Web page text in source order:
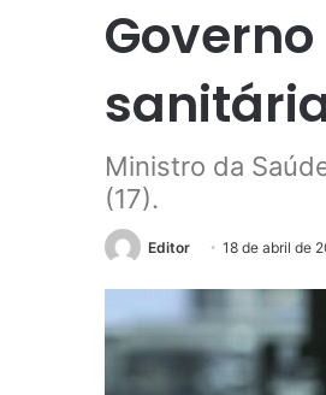
Ministro da
(17).
Editor 18 de abril de